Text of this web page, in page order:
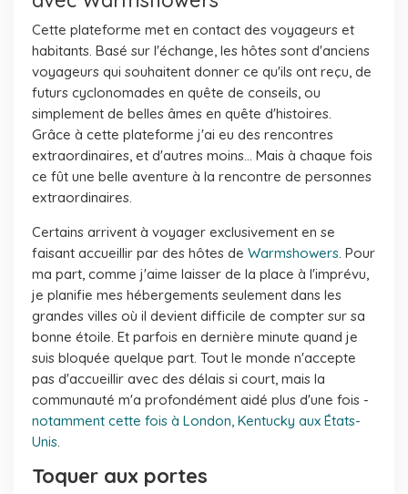
Cette plateforme met en contact des voyageurs et
habitants. Basé sur l'échange, les hôtes sont d'anciens
voyageurs qui souhaitent donner ce qu'ils ont reçu, de
futurs cyclonomades en quête de conseils, ou
simplement de belles âmes en quête d'histoires.
Grâce à cette plateforme j'ai eu des rencontres
extraordinaires, et d'autres moins... Mais à chaque fois
ce fût une belle aventure à la rencontre de personnes
extraordinaires.
Certains arrivent à voyager exclusivement en se
faisant accueillir par des hôtes de Warmshowers. Pour
ma part, comme j'aime laisser de la place à l'imprévu,
je planifie mes hébergements seulement dans les
grandes villes où il devient difficile de compter sur sa
bonne étoile. Et parfois en dernière minute quand je
suis bloquée quelque part. Tout le monde n'accepte
pas d'accueillir avec des délais si court, mais la
communauté m'a profondément aidé plus d'une fois -
notamment cette fois à London, Kentucky aux États-
Unis.
Toquer aux portes